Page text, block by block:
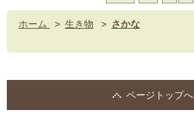
ホーム > 生き物 > さかな
ページトップへ